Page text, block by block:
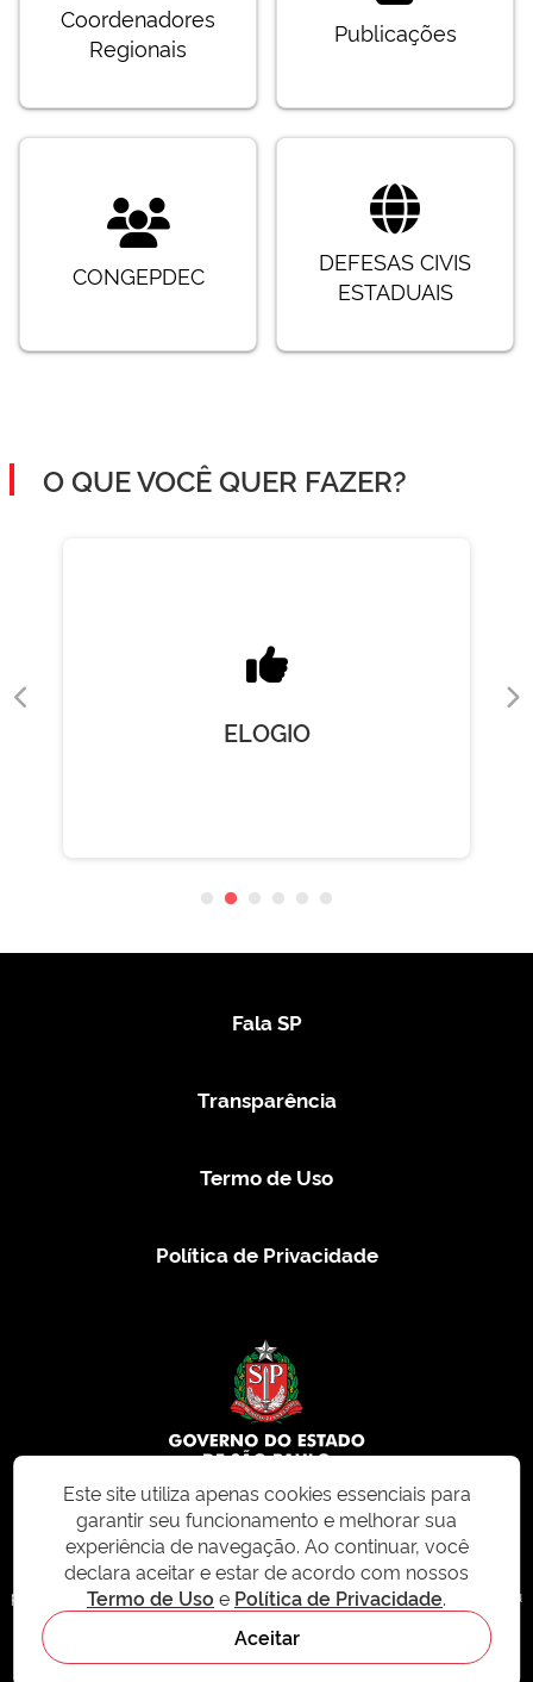
Coordenadores
Regionais
Publicações
CONGEPDEC
DEFESAS CIVIS
ESTADUAIS
O QUE VOCÊ QUER FAZER?
ELOGIO
Fala SP
Transparência
Termo de Uso
Política de Privacidade
© 2026 CMS.SP.GOV.BR. Todos os direitos reservados.
Este site e todo o seu conteúdo, incluindo textos, imagens e design, são
protegidos por direitos autorais e não podem ser reproduzidos, distribuídos ou
modificados sem permissão expressa. Para mais informações ou para
solicitações de uso, acesse nosso site
Este site utiliza apenas cookies essenciais para
garantir seu funcionamento e melhorar sua
experiência de navegação. Ao continuar, você
declara aceitar e estar de acordo com nossos
Termo de Uso e Política de Privacidade.
Aceitar